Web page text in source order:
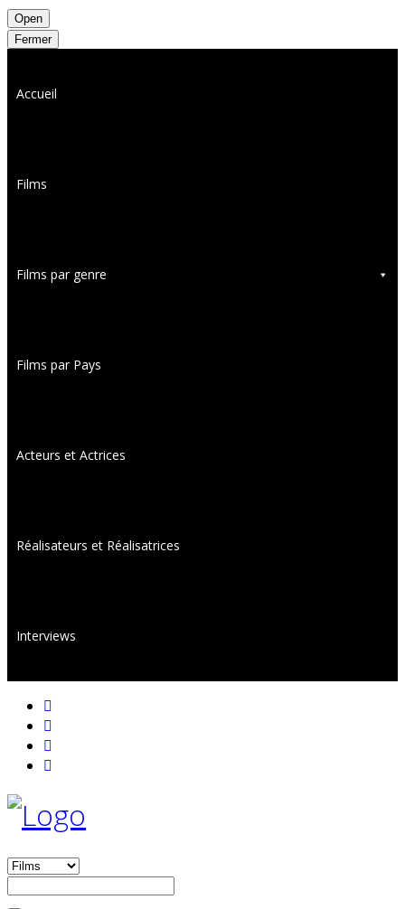
Open
Fermer
Accueil
Films
Films par genre
Films par Pays
Acteurs et Actrices
Réalisateurs et Réalisatrices
Interviews